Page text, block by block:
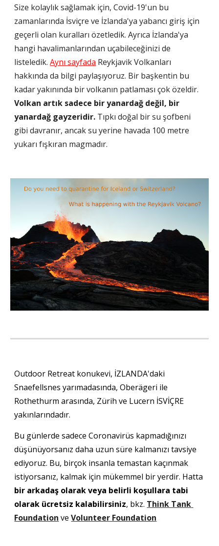
Size kolaylık sağlamak için, Covid-19'un bu
zamanlarında İsviçre ve İzlanda'ya yabancı giriş için
geçerli olan kuralları özetledik. Ayrıca İzlanda'ya
hangi havalimanlarından uçabileceğinizi de
listeledik. Aynı sayfada Reykjavik Volkanları
hakkında da bilgi paylaşıyoruz. Bir başkentin bu
kadar yakınında bir volkanın patlaması çok özeldir.
Volkan artık sadece bir yanardağ değil, bir
yanardağ gayzeridir. Tıpkı doğal bir su şofbeni
gibi davranır, ancak su yerine havada 100 metre
yukarı fışkıran magmadır.
Outdoor Retreat konukevi, İZLANDA'daki
Snaefellsnes yarımadasında, Oberägeri ile
Rothethurm arasında, Zürih ve Lucern İSVİÇRE
yakınlarındadır.
Bu günlerde sadece Coronavirüs kapmadığınızı
düşünüyorsanız daha uzun süre kalmanızı tavsiye
ediyoruz. Bu, birçok insanla temastan kaçınmak
istiyorsanız, kalmak için mükemmel bir yerdir. Hatta
bir arkadaş olarak veya belirli koşullara tabi
olarak ücretsiz kalabilirsiniz, bkz. Think Tank
Foundation ve Volunteer Foundation